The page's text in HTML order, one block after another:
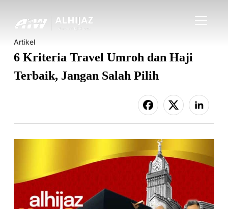
Artikel
6 Kriteria Travel Umroh dan Haji
Terbaik, Jangan Salah Pilih